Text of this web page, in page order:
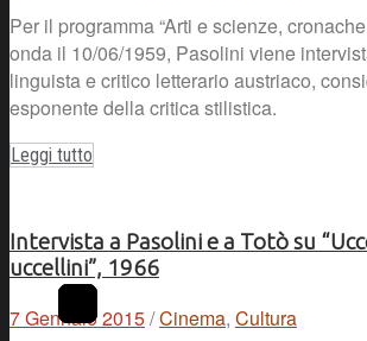
Per il programma “Arti e scienze,
onda il 10/06/1959, Pasolini viene
linguista e critico letterario austriaco,
esponente della critica stilistica.
Leggi tutto
Intervista a Pasolini e a Totò su
uccellini”, 1966
7 Gennaio 2015/Cinema, Cultura